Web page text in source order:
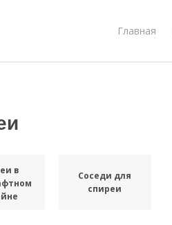
Главная
в
Соседи для
спиреи